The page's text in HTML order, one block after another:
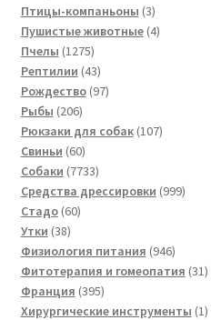
товара
Птицы-компаньоны 33
товара
Пушистые животные 44
Пчелы 12751275
товаров
Рептилии 4343
товара
Рождество 9797
Рыбы 206206
товаров
Рюкзаки для собак 107107
Свиньи 6060
товаров
Собаки 77337733
товара
Средства дрессировки 999999
Стадо 6060
Утки 3838
товаров
Физиология питания 946946
товаров
Фитотерапия и гомеопатия 3131
Франция 395395
товаров
Хирургические инструменты 11